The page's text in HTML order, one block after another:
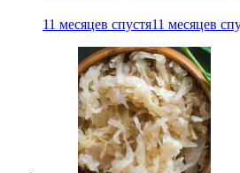
11 месяцев спустя11 месяцев